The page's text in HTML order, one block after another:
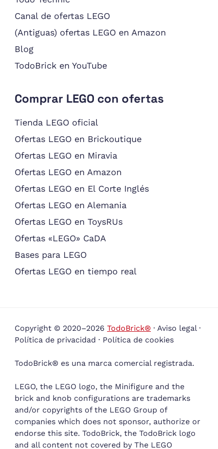
Canal de ofertas LEGO
(Antiguas) ofertas LEGO en Amazon
Blog
TodoBrick en YouTube
Comprar LEGO con ofertas
Tienda LEGO oficial
Ofertas LEGO en Brickoutique
Ofertas LEGO en Miravia
Ofertas LEGO en Amazon
Ofertas LEGO en El Corte Inglés
Ofertas LEGO en Alemania
Ofertas LEGO en ToysRUs
Ofertas «LEGO» CaDA
Bases para LEGO
Ofertas LEGO en tiempo real
Copyright © 2020–2026 TodoBrick® · Aviso legal·
Política de privacidad · Política de cookies
TodoBrick® es una marca comercial registrada.
LEGO, the LEGO logo, the Minifigure and the
brick and knob configurations are trademarks
and/or copyrights of the LEGO Group of
companies which does not sponsor, authorize or
endorse this site. TodoBrick, the TodoBrick logo
and all content not covered by The LEGO